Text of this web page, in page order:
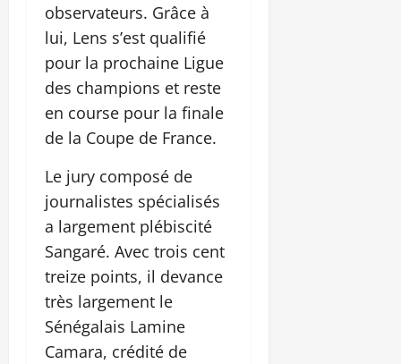
observateurs. Grâce à
lui, Lens s’est qualifié
pour la prochaine Ligue
des champions et reste
en course pour la finale
de la Coupe de France.
Le jury composé de
journalistes spécialisés
a largement plébiscité
Sangaré. Avec trois cent
treize points, il devance
très largement le
Sénégalais Lamine
Camara, crédité de